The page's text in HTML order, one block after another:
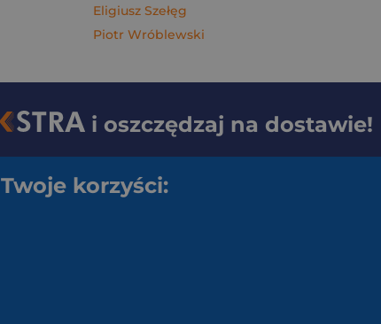
Eligiusz Szełęg
Piotr Wróblewski
i oszczędzaj na dostawie!
Twoje korzyści: